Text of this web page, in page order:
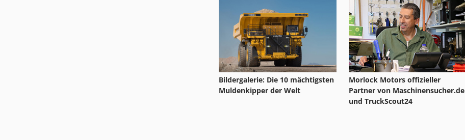
Bildergalerie: Die 10 mächtigsten
Muldenkipper der Welt
Morlock Motors offizieller
Partner von Maschinensucher.de
und TruckScout24